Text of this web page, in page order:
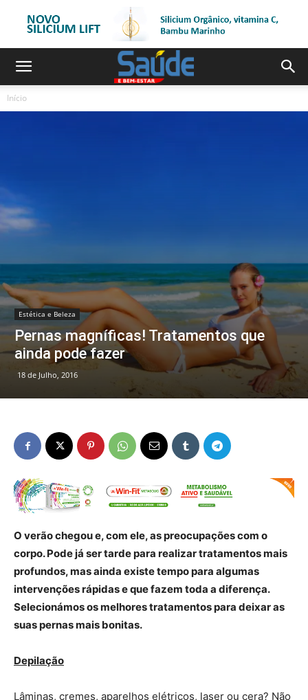
Início
Estética e Beleza
Pernas magníficas! Tratamentos que
ainda pode fazer
18 de Julho, 2016
O verão chegou e, com ele, as preocupações com o
corpo. Pode já ser tarde para realizar tratamentos mais
profundos, mas ainda existe tempo para algumas
intervenções rápidas e que fazem toda a diferença.
Selecionámos os melhores tratamentos para deixar as
suas pernas mais bonitas.
Depilação
Lâminas, cremes, aparelhos elétricos, laser ou cera? Não